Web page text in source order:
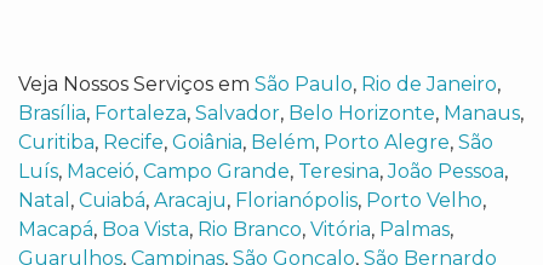
Veja Nossos Serviços em São Paulo, Rio de Janeiro,
Brasília, Fortaleza, Salvador, Belo Horizonte, Manaus,
Curitiba, Recife, Goiânia, Belém, Porto Alegre, São
Luís, Maceió, Campo Grande, Teresina,João Pessoa,
Natal , Cuiabá, Aracaju, Florianópolis, Porto Velho,
Macapá, Boa Vista, Rio Branco, Vitória, Palmas,
Guarulhos, Campinas, São Gonçalo, São Bernardo